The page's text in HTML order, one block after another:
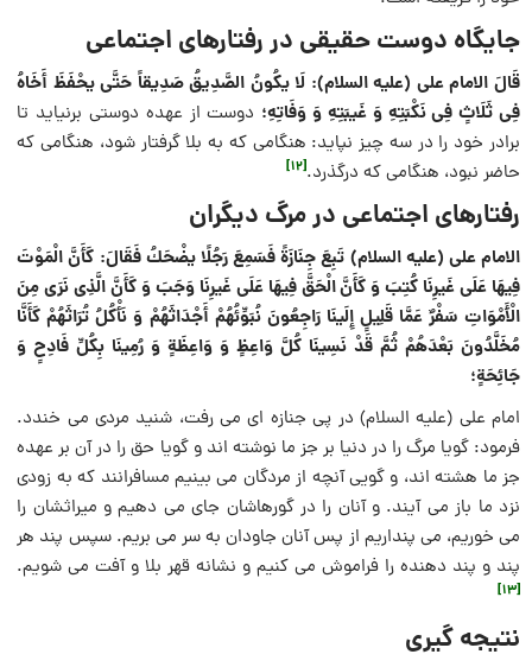
جایگاه دوست حقیقی در رفتارهای اجتماعی
قَالَ الامام علی (علیه السلام): لَا یكُونُ الصَّدِیقُ صَدِیقاً حَتَّى یحْفَظَ أَخَاهُ
فِی ثَلَاثٍ فِی نَكْبَتِهِ وَ غَیبَتِهِ وَ وَفَاتِهِ؛ دوست از عهده دوستى برنیاید تا
برادر خود را در سه چیز نپاید: هنگامى كه به بلا گرفتار شود، هنگامى كه
حاضر نبود، هنگامى كه درگذرد.[12]
رفتارهای اجتماعی در مرگ دیگران
الامام علی (علیه‌ السلام) تَبِعَ جِنَازَةً فَسَمِعَ رَجُلًا یضْحَكُ فَقَالَ: كَأَنَّ الْمَوْتَ
فِیهَا عَلَى غَیرِنَا كُتِبَ وَ كَأَنَّ الْحَقَّ فِیهَا عَلَى غَیرِنَا وَجَبَ وَ كَأَنَّ الَّذِی نَرَى مِنَ
الْأَمْوَاتِ سَفْرٌ عَمَّا قَلِیلٍ إِلَینَا رَاجِعُونَ نُبَوِّئُهُمْ أَجْدَاثَهُمْ وَ نَأْكُلُ تُرَاثَهُمْ كَأَنَّا
مُخَلَّدُونَ بَعْدَهُمْ ثُمَّ قَدْ نَسِینَا كُلَّ وَاعِظٍ وَ وَاعِظَةٍ وَ رُمِینَا بِكُلِّ فَادِحٍ وَ
جَائِحَةٍ؛
امام علی (علیه‌ السلام) در پى جنازه اى مى رفت، شنید مردى مى خندد.
فرمود: گویا مرگ را در دنیا بر جز ما نوشته اند و گویا حق را در آن بر عهده
جز ما هشته اند، و گویى آنچه از مردگان مى بینیم مسافرانند كه به زودى
نزد ما باز مى آیند. و آنان را در گورهاشان جاى مى دهیم و میراثشان را
مى خوریم، می پنداریم از پس آنان جاودان به سر مى بریم. سپس پند هر
پند و پند دهنده را فراموش مى كنیم و نشانه قهر بلا و آفت مى شویم.
[13]
نتیجه گیری